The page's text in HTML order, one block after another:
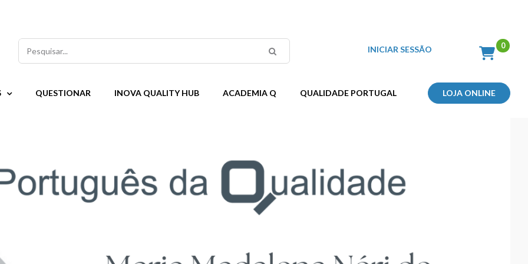
Pesquisar INICIAR SESSÃO
QUESTIONAR INOVA QUALITY HUB ACADEMIA Q QUALIDADE PORTUGAL LOJA ONLINE